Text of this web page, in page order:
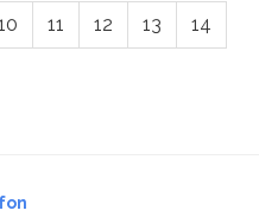
11 12 13 14